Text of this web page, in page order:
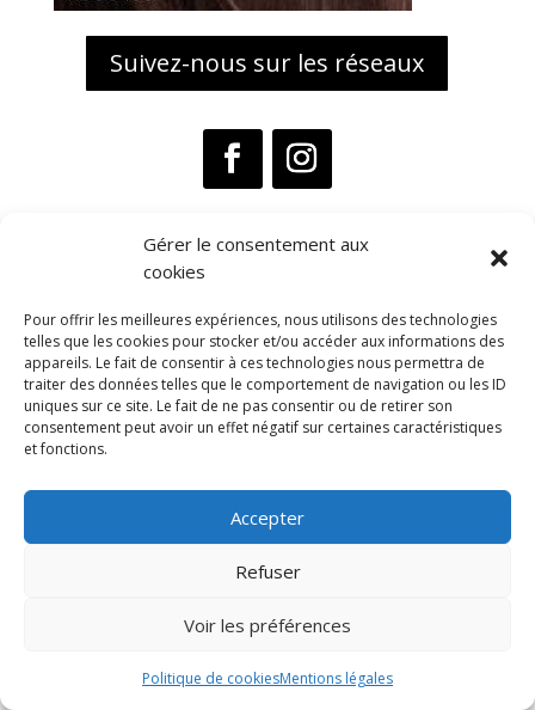
Gérer le consentement aux
cookies
Pour offrir les meilleures expériences, nous utilisons des technologies
telles que les cookies pour stocker et/ou accéder aux informations des
appareils. Le fait de consentir à ces technologies nous permettra de
traiter des données telles que le comportement de navigation ou les ID
uniques sur ce site. Le fait de ne pas consentir ou de retirer son
consentement peut avoir un effet négatif sur certaines caractéristiques
et fonctions.
Accepter
Refuser
Voir les préférences
Politique de cookiesMentions légales
Suivez-nous sur les réseaux
Biokap, une marque distribuée
1988 Route de l’Almanarre